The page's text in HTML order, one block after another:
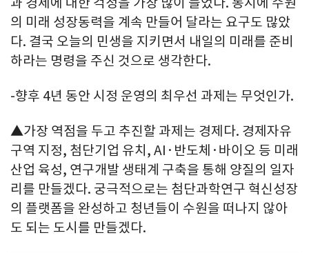
의 미래 성장동력을 계속 만들어 달라는 요구도 많았
다. 결국 오늘의 민생을 지키면서 내일의 미래를 준비
하라는 명령을 주신 것으로 생각한다.
-향후 4년 동안 시정 운영의 최우선 과제는 무엇인가.
▲가장 역점을 두고 추진할 과제는 경제다. 경제자유
구역 지정, 첨단기업 유치, AI·반도체·바이오 등 미래
산업 육성, 연구개발 생태계 구축을 통해 양질의 일자
리를 만들겠다. 궁극적으로는 첨단과학연구 혁신성장
의 플랫폼을 완성하고 청년들이 수원을 떠나지 않아
도 되는 도시를 만들겠다.